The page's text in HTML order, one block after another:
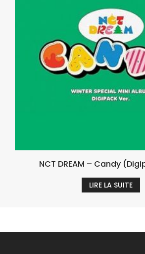
NCT DREAM – Candy
LIRE LA SUITE